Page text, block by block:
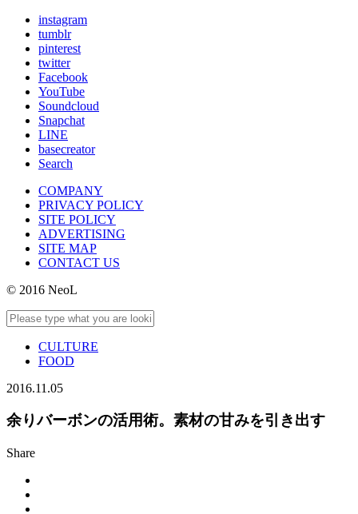
instagram
tumblr
pinterest
twitter
Facebook
YouTube
Soundcloud
Snapchat
LINE
basecreator
Search
COMPANY
PRIVACY POLICY
SITE POLICY
ADVERTISING
SITE MAP
CONTACT US
© 2016 NeoL
CULTURE
FOOD
2016.11.05
余りバーボンの活用術。素材の甘みを引き出す
Share